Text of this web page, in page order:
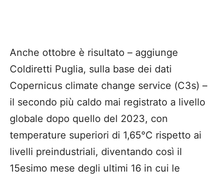
Anche ottobre è risultato – aggiunge
Coldiretti Puglia, sulla base dei dati
Copernicus climate change service (C3s) –
il secondo più caldo mai registrato a livello
globale dopo quello del 2023, con
temperature superiori di 1,65°C rispetto ai
livelli preindustriali, diventando così il
15esimo mese degli ultimi 16 in cui le